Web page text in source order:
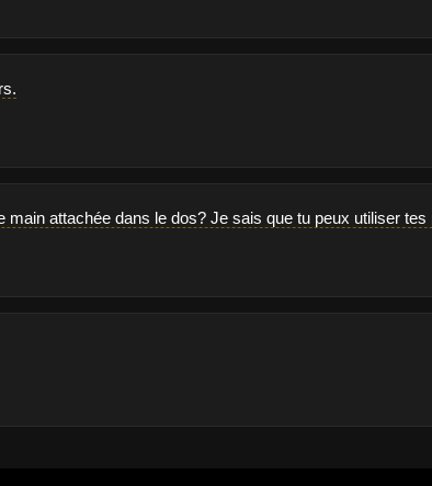
attachée dans le dos? Je sais que tu peux utiliser tes